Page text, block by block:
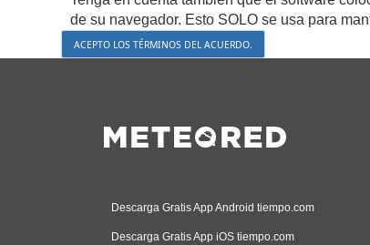
de su navegador. Esto SOLO se usa para
Descarga Gratis App Android tiempo.com
Descarga Gratis App iOS tiempo.com